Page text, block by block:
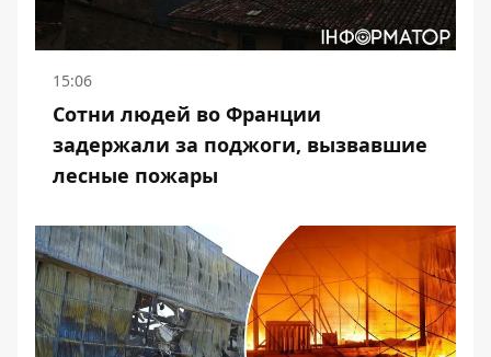
15:06
Сотни людей во Франции
задержали за поджоги, вызвавшие
лесные пожары